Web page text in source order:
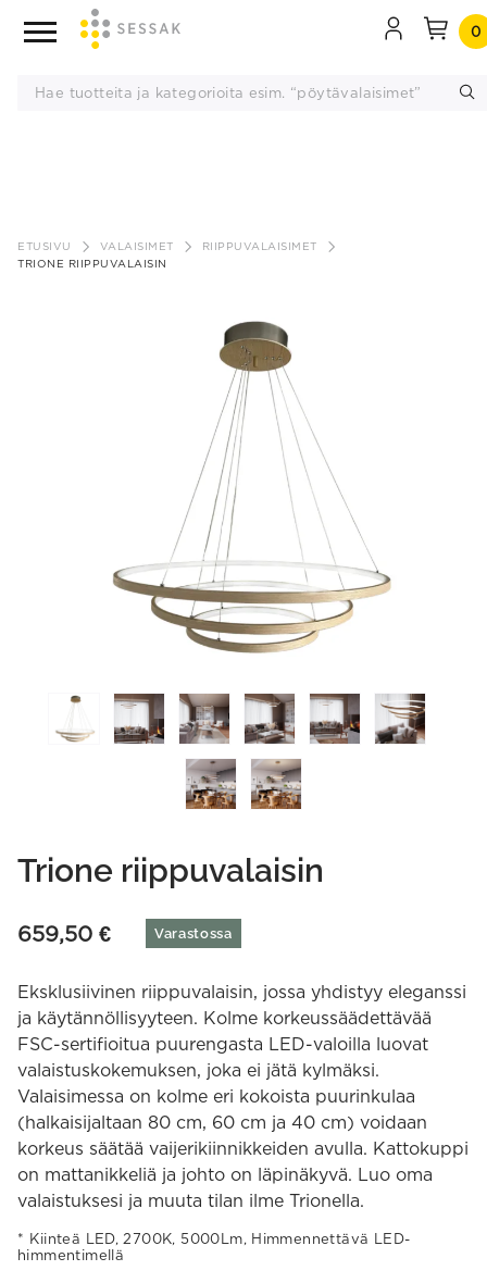
sisältöön
0
ETUSIVU VALAISIMET
RIIPPUVALAISIMET
TRIONE RIIPPUVALAISIN
Trione riippuvalaisin
659,50 € Varastossa
Eksklusiivinen riippuvalaisin, jossa yhdistyy eleganssi
ja käytännöllisyyteen. Kolme korkeussäädettävää
FSC-sertifioitua puurengasta LED-valoilla luovat
valaistuskokemuksen, joka ei jätä kylmäksi.
Valaisimessa on kolme eri kokoista puurinkulaa
(halkaisijaltaan 80 cm, 60 cm ja 40 cm) voidaan
korkeus säätää vaijerikiinnikkeiden avulla. Kattokuppi
on mattanikkeliä ja johto on läpinäkyvä. Luo oma
valaistuksesi ja muuta tilan ilme Trionella.
Kiinteä LED, 2700K, 5000Lm, Himmennettävä LED-
himmentimellä